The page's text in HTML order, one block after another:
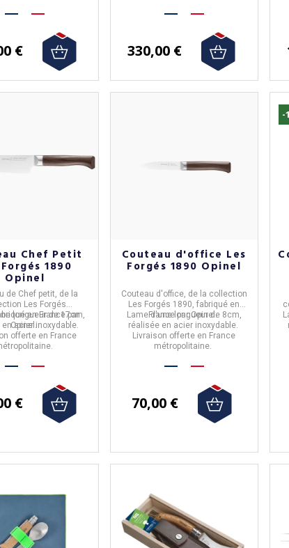
€ 330,00 €
Chef Petit
1890
Opinel
de Chef petit, de la
Les Forgés
enFrancepar
Opinel.
longueurde 17cm,
en acier inoxydable.
offerte en France
€
Couteau d'office Les
Forgés 1890 Opinel
Couteau d'office, de la collection
Les Forgés 1890, fabriqué en
France parOpinel.
Lame d'une longueur de 8cm,
réalisée en acier inoxydable.
Livraison offerte en France
métropolitaine.
70,00 €
-